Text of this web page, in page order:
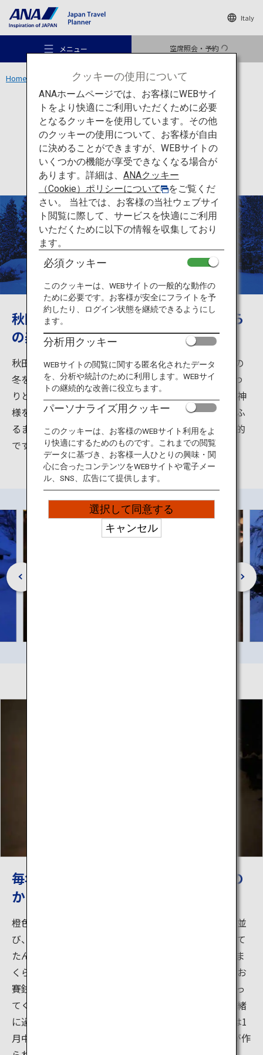
Italy
メニュー 空席照会・予約
おすすめの旅
旅のアイデア
行き先
旅のお役立ち情報
ANA サービス
Home 東北エリア 横手のかまくら
文化 秋田
横手のかまくら
秋田の冬祭り、夜の闇にうかぶかまくら
の美しさは幻想的
秋田県・横手のかまくらは、450年続く、日本の雪国の
冬を代表する伝統行事です。旧暦1月15日の正月が終わ
りとされる日に、雪で作った室（かまくら）の中に水神
様を祀り、その中に子供たちが入り、甘酒やおもちをふ
るまいます。夜の闇に浮かぶかまくらの美しさは幻想的
です。
毎年2月15日、16日に開催される横手の
かまくら
橙色の明かりがともる「かまくら」が雪の中に点々と並
び、中から昔ながらの半纏を来た子供たちが「はいって
たんせー（はいってください）」と呼びかけます。かま
くらに入ったら、まずは水神様が祭られている祭壇にお
賽銭をあげましょう。子供たちが甘酒や焼餅をふるまっ
てくれますよ。火鉢にあたりながら、子どもたちと一緒
に過ごす時間は昔話の1ページのよう。「かまくら」は1
月中旬から作りはじめます。2月上旬には、かまくらが作
クッキーの使用について
ANAホームページでは、お客様にWEBサイ
トをより快適にご利用いただくために必要
となるクッキーを使用しています。その他
のクッキーの使用について、お客様が自由
に決めることができますが、WEBサイトの
いくつかの機能が享受できなくなる場合が
あります。詳細は、 ANAクッキー
（Cookie）ポリシーについて
をご覧くだ
さい。 当社では、お客様の当社ウェブサイ
ト閲覧に際して、サービスを快適にご利用
いただくために以下の情報を収集しており
ます。
必須クッキー
このクッキーは、WEBサイトの一般的な動作の
ために必要です。お客様が安全にフライトを予
約したり、ログイン状態を継続できるようにし
ます。
分析用クッキー
WEBサイトの閲覧に関する匿名化されたデータ
を、分析や統計のために利用します。WEBサイ
トの継続的な改善に役立ちます。
パーソナライズ用クッキー
このクッキーは、お客様のWEBサイト利用をよ
り快適にするためのものです。これまでの閲覧
データに基づき、お客様一人ひとりの興味・関
心に合ったコンテンツをWEBサイトや電子メー
ル、SNS、広告にて提供します。
選択して同意する
キャンセル